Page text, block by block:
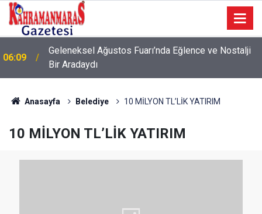
06:09
Geleneksel Ağustos Fuarı’nda Eğlence ve Nostalji
Bir Aradaydı
Anasayfa Belediye 10 MİLYON TL’LİK YATIRIM
10 MİLYON TL’LİK YATIRIM